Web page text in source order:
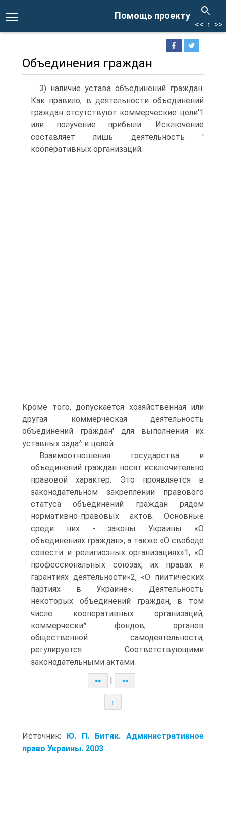
Помощь проекту
<< ↑ >>
Объединения граждан
3) наличие устава объединений граждан.
Как правило, в деятельности объединений
граждан отсутствуют коммерческие цели'1
или получение прибыли. Исключение
составляет лишь деятельность '
кооперативных организаций.
Кроме того, допускается хозяйственная или
другая коммерческая деятельность
объединений граждан' для выполнения их
уставных зада^ и целей.
Взаимоотношения государства и
объединений граждан носят исключительно
правовой характер. Это проявляется в
законодательном закреплении правового
статуса объединений граждан рядом
нормативно-правовых актов. Основные
среди них - законы Украины «О
объединениях граждан», а также «О свободе
совести и религиозных организациях»1, «О
профессиональных союзах, их правах и
гарантиях деятельности»2, «О пиитических
партиях в Украине». Деятельность
некоторых объединений граждан, в том
числе кооперативных организаций,
коммерчески^ фондов, органов
общественной самодеятельности,
регулируется Соответствующими
законодательными актами.
<< >>
↑
Источник: Ю. П. Битяк. Административное
право Украины. 2003